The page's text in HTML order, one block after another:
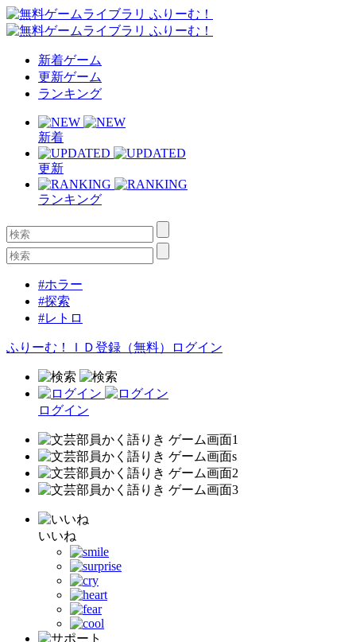
新着ゲーム
更新ゲーム
ランキング
新着
更新
ランキング
#ホラー
#探索
#レトロ
ふりーむ！ＩＤ登録（無料） ログイン
ログイン
いいね